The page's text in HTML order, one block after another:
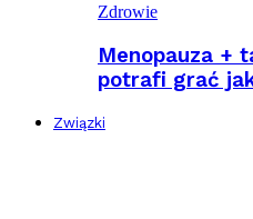
Zdrowie
Menopauza +
potrafi grać
Związki